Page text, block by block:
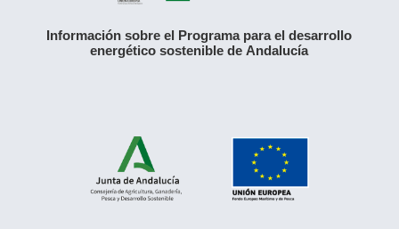
Información sobre el Programa para el desarrollo
energético sostenible de Andalucía